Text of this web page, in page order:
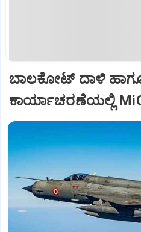
ಬಾಲಕೋಟ್‌ ದಾಳಿ
ಕಾರ್ಯಾಚರಣೆಯಲ್ಲಿ MiG